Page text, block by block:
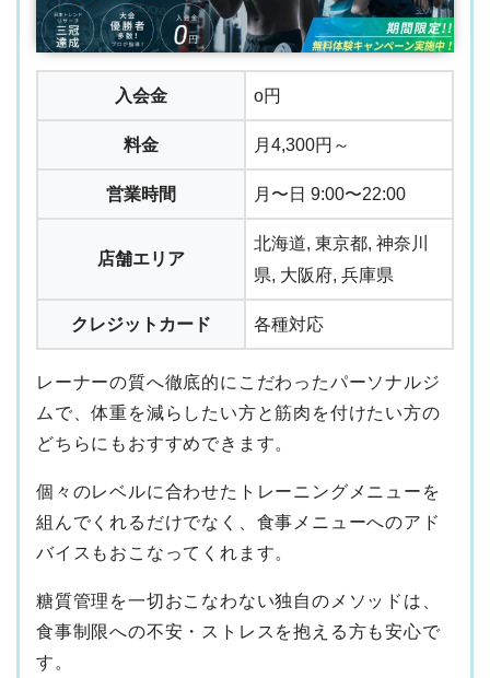
入会金 o円
料金 月4,300円～
営業時間 月〜日 9:00〜22:00
店舗エリア
北海道, 東京都, 神奈川
県, 大阪府, 兵庫県
クレジットカード 各種対応
レーナーの質へ徹底的にこだわったパーソナルジ
ムで、体重を減らしたい方と筋肉を付けたい方の
どちらにもおすすめできます。
個々のレベルに合わせたトレーニングメニューを
組んでくれるだけでなく、食事メニューへのアド
バイスもおこなってくれます。
糖質管理を一切おこなわない独自のメソッドは、
食事制限への不安・ストレスを抱える方も安心で
す。